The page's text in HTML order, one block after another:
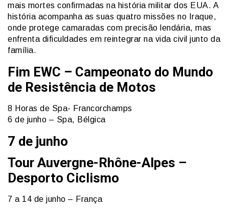
mais mortes confirmadas na história militar dos EUA. A
história acompanha as suas quatro missões no Iraque,
onde protege camaradas com precisão lendária, mas
enfrenta dificuldades em reintegrar na vida civil junto da
família.
Fim EWC – Campeonato do Mundo
de Resistência de Motos
8 Horas de Spa- Francorchamps
6 de junho – Spa, Bélgica
7 de junho
Tour Auvergne-Rhône-Alpes –
Desporto Ciclismo
7 a 14 de junho – França